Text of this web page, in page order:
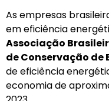
As empresas
em eficiência
Associação
de Conservação de
de eficiência
economia de